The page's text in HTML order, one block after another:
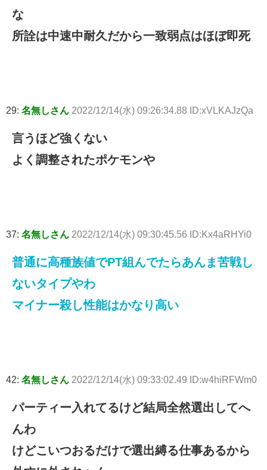
な
所詮は中速中耐久だから一致弱点はほぼ即死
29: 名無しさん 2022/12/14(水) 09:26:34.88 ID:xVLKAJzQa
言うほど強くない
よく調整されたポケモンや
37: 名無しさん 2022/12/14(水) 09:30:45.56 ID:Kx4aRHYi0
普通に高種族値でPT組んでたらあんま苦戦し
ないタイプやわ
マイナー殺し性能はかなり高い
42: 名無しさん 2022/12/14(水) 09:33:02.49 ID:w4hiRFWm0
パーティー入れてるけど結局全然選出してへ
んわ
けどこいつおるだけで選出縛る仕事あるから